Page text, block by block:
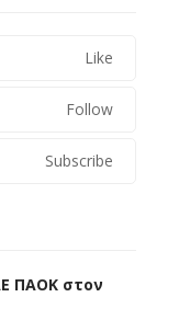
Like
Follow
Subscribe
ΠΑΟΚ στον